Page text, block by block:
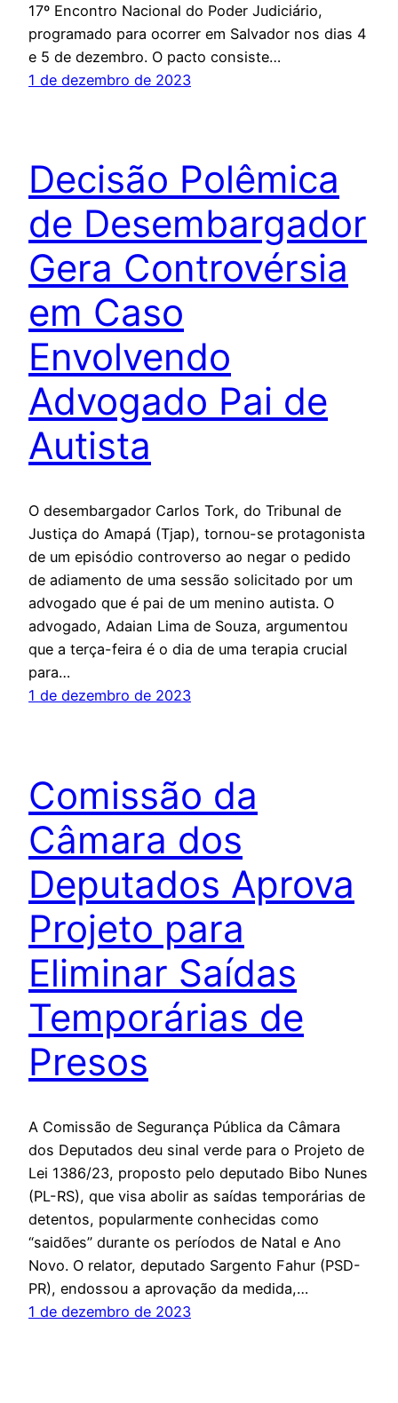
17º Encontro Nacional do Poder Judiciário,
programado para ocorrer em Salvador nos dias 4
e 5 de dezembro. O pacto consiste…
1 de dezembro de 2023
Decisão Polêmica
de Desembargador
Gera Controvérsia
em Caso
Envolvendo
Advogado Pai de
Autista
O desembargador Carlos Tork, do Tribunal de
Justiça do Amapá (Tjap), tornou-se protagonista
de um episódio controverso ao negar o pedido
de adiamento de uma sessão solicitado por um
advogado que é pai de um menino autista. O
advogado, Adaian Lima de Souza, argumentou
que a terça-feira é o dia de uma terapia crucial
para…
1 de dezembro de 2023
Comissão da
Câmara dos
Deputados Aprova
Projeto para
Eliminar Saídas
Temporárias de
Presos
A Comissão de Segurança Pública da Câmara
dos Deputados deu sinal verde para o Projeto de
Lei 1386/23, proposto pelo deputado Bibo Nunes
(PL-RS), que visa abolir as saídas temporárias de
detentos, popularmente conhecidas como
“saidões” durante os períodos de Natal e Ano
Novo. O relator, deputado Sargento Fahur (PSD-
PR), endossou a aprovação da medida,…
1 de dezembro de 2023